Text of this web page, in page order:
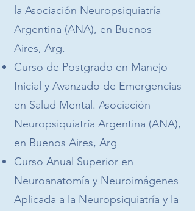
la Asociación Neuropsiquiatría
Argentina (ANA), en Buenos
Aires, Arg.
Curso de Postgrado en Manejo
Inicial y Avanzado de Emergencias
en Salud Mental. Asociación
Neuropsiquiatría Argentina (ANA),
en Buenos Aires, Arg
Curso Anual Superior en
Neuroanatomía y Neuroimágenes
Aplicada a la Neuropsiquiatría y la